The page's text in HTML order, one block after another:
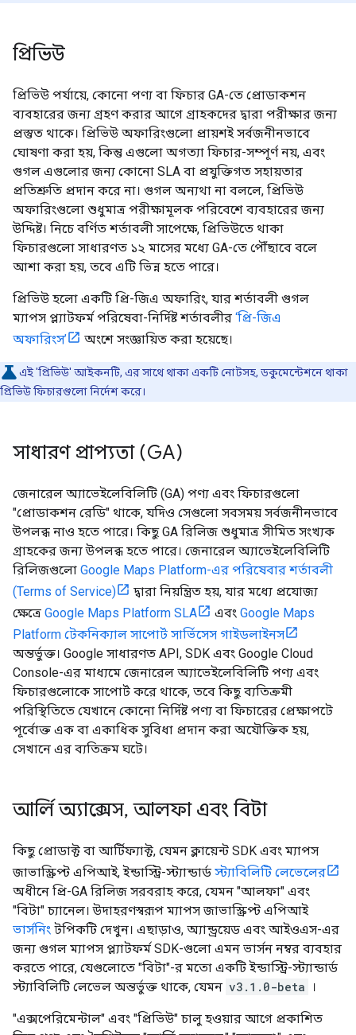
প্রিভিউ
প্রিভিউ পর্যায়ে, কোনো পণ্য বা ফিচার GA-তে প্রোডাকশন
ব্যবহারের জন্য গ্রহণ করার আগে গ্রাহকদের দ্বারা পরীক্ষার জন্য
প্রস্তুত থাকে। প্রিভিউ অফারিংগুলো প্রায়শই সর্বজনীনভাবে
ঘোষণা করা হয়, কিন্তু এগুলো অগত্যা ফিচার-সম্পূর্ণ নয়, এবং
গুগল এগুলোর জন্য কোনো SLA বা প্রযুক্তিগত সহায়তার
প্রতিশ্রুতি প্রদান করে না। গুগল অন্যথা না বললে, প্রিভিউ
অফারিংগুলো শুধুমাত্র পরীক্ষামূলক পরিবেশে ব্যবহারের জন্য
উদ্দিষ্ট। নিচে বর্ণিত শর্তাবলী সাপেক্ষে, প্রিভিউতে থাকা
ফিচারগুলো সাধারণত ১২ মাসের মধ্যে GA-তে পৌঁছাবে বলে
আশা করা হয়, তবে এটি ভিন্ন হতে পারে।
প্রিভিউ হলো একটি প্রি-জিএ অফারিং, যার শর্তাবলী গুগল
ম্যাপস প্ল্যাটফর্ম পরিষেবা-নির্দিষ্ট শর্তাবলীর ‘প্রি-জিএ
অফারিংস’
অংশে সংজ্ঞায়িত করা হয়েছে।
এই 'প্রিভিউ' আইকনটি, এর সাথে থাকা একটি নোটসহ, ডকুমেন্টেশনে থাকা
প্রিভিউ ফিচারগুলো নির্দেশ করে।
সাধারণ প্রাপ্যতা (GA)
জেনারেল অ্যাভেইলেবিলিটি (GA) পণ্য এবং ফিচারগুলো
"প্রোডাকশন রেডি" থাকে, যদিও সেগুলো সবসময় সর্বজনীনভাবে
উপলব্ধ নাও হতে পারে। কিছু GA রিলিজ শুধুমাত্র সীমিত সংখ্যক
গ্রাহকের জন্য উপলব্ধ হতে পারে। জেনারেল অ্যাভেইলেবিলিটি
রিলিজগুলো Google Maps Platform-এর পরিষেবার শর্তাবলী
(Terms of Service)
দ্বারা নিয়ন্ত্রিত হয়, যার মধ্যে প্রযোজ্য
ক্ষেত্রে Google Maps Platform SLA এবং Google Maps
Platform টেকনিক্যাল সাপোর্ট সার্ভিসেস গাইডলাইনস
অন্তর্ভুক্ত। Google সাধারণত API, SDK এবং Google Cloud
Console-এর মাধ্যমে জেনারেল অ্যাভেইলেবিলিটি পণ্য এবং
ফিচারগুলোকে সাপোর্ট করে থাকে, তবে কিছু ব্যতিক্রমী
পরিস্থিতিতে যেখানে কোনো নির্দিষ্ট পণ্য বা ফিচারের প্রেক্ষাপটে
পূর্বোক্ত এক বা একাধিক সুবিধা প্রদান করা অযৌক্তিক হয়,
সেখানে এর ব্যতিক্রম ঘটে।
আর্লি অ্যাক্সেস, আলফা এবং বিটা
কিছু প্রোডাক্ট বা আর্টিফ্যাক্ট, যেমন ক্লায়েন্ট SDK এবং ম্যাপস
জাভাস্ক্রিপ্ট এপিআই, ইন্ডাস্ট্রি-স্ট্যান্ডার্ড স্ট্যাবিলিটি লেভেলের
অধীনে প্রি-GA রিলিজ সরবরাহ করে, যেমন "আলফা" এবং
"বিটা" চ্যানেল। উদাহরণস্বরূপ ম্যাপস জাভাস্ক্রিপ্ট এপিআই
ভার্সনিং টপিকটি দেখুন। এছাড়াও, অ্যান্ড্রয়েড এবং আইওএস-এর
জন্য গুগল ম্যাপস প্ল্যাটফর্ম SDK-গুলো এমন ভার্সন নম্বর ব্যবহার
করতে পারে, যেগুলোতে "বিটা"-র মতো একটি ইন্ডাস্ট্রি-স্ট্যান্ডার্ড
স্ট্যাবিলিটি লেভেল অন্তর্ভুক্ত থাকে, যেমন v3.1.0-beta ।
"এক্সপেরিমেন্টাল" এবং "প্রিভিউ" চালু হওয়ার আগে প্রকাশিত